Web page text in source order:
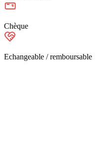
Chèque
Echangeable / remboursable